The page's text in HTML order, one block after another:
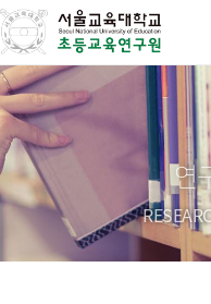
연